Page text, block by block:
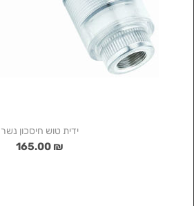
ידית טוש חיסכון נשר
₪ 165.00